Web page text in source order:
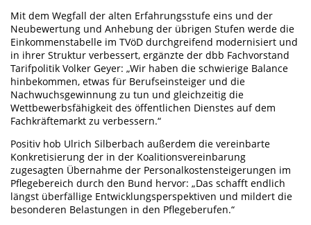
Mit dem Wegfall der alten Erfahrungsstufe eins und der
Neubewertung und Anhebung der übrigen Stufen werde die
Einkommenstabelle im TVöD durchgreifend modernisiert und
in ihrer Struktur verbessert, ergänzte der dbb Fachvorstand
Tarifpolitik Volker Geyer: „Wir haben die schwierige Balance
hinbekommen, etwas für Berufseinsteiger und die
Nachwuchsgewinnung zu tun und gleichzeitig die
Wettbewerbsfähigkeit des öffentlichen Dienstes auf dem
Fachkräftemarkt zu verbessern.“
Positiv hob Ulrich Silberbach außerdem die vereinbarte
Konkretisierung der in der Koalitionsvereinbarung
zugesagten Übernahme der Personalkostensteigerungen im
Pflegebereich durch den Bund hervor: „Das schafft endlich
längst überfällige Entwicklungsperspektiven und mildert die
besonderen Belastungen in den Pflegeberufen.“